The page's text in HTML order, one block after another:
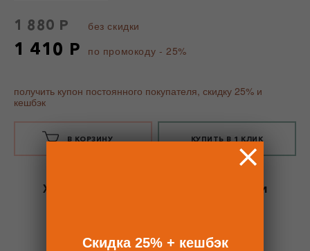
1 880 Р без скидки
1 410 Р по промокоду - 25%
получить купон постоянного покупателя, скидку 25% и
кешбэк
В КОРЗИНУ КУПИТЬ В 1 КЛИК
Хотите сразу
и
Скидка 25% + кешбэк